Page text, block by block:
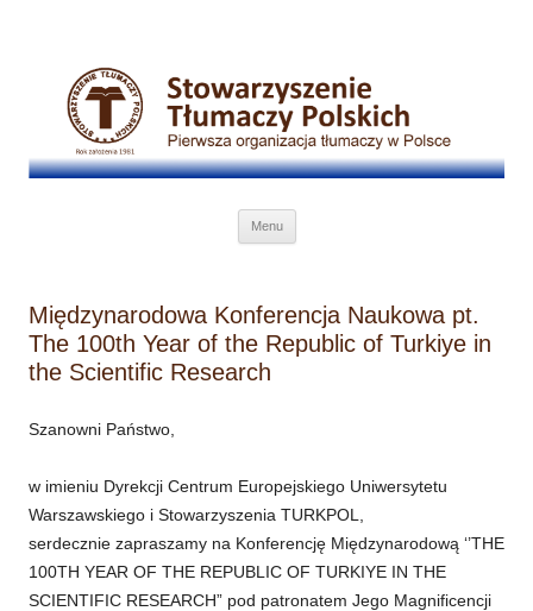
Menu
Międzynarodowa Konferencja Naukowa pt.
The 100th Year of the Republic of Turkiye in
the Scientific Research
Szanowni Państwo,
w imieniu Dyrekcji Centrum Europejskiego Uniwersytetu
Warszawskiego i Stowarzyszenia TURKPOL,
serdecznie zapraszamy na Konferencję Międzynarodową ‘’THE
100TH YEAR OF THE REPUBLIC OF TURKIYE IN THE
SCIENTIFIC RESEARCH” pod patronatem Jego Magnificencji